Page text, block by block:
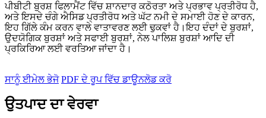
ਪੀਬੀਟੀ ਬੁਰਸ਼ ਫਿਲਾਮੈਂਟ ਵਿੱਚ ਸ਼ਾਨਦਾਰ ਕਠੋਰਤਾ ਅਤੇ ਪ੍ਰਭਾਵ ਪ੍ਰਤੀਰੋਧ ਹੈ,
ਅਤੇ ਇਸਦੇ ਚੰਗੇ ਐਸਿਡ ਪ੍ਰਤੀਰੋਧ ਅਤੇ ਘੱਟ ਨਮੀ ਦੇ ਸਮਾਈ ਹੋਣ ਦੇ ਕਾਰਨ,
ਇਹ ਗਿੱਲੇ ਕੰਮ ਕਰਨ ਵਾਲੇ ਵਾਤਾਵਰਣ ਲਈ ਢੁਕਵਾਂ ਹੈ।ਇਹ ਦੰਦਾਂ ਦੇ ਬੁਰਸ਼ਾਂ,
ਉਦਯੋਗਿਕ ਬੁਰਸ਼ਾਂ ਅਤੇ ਸਫਾਈ ਬੁਰਸ਼ਾਂ, ਨੇਲ ਪਾਲਿਸ਼ ਬੁਰਸ਼ਾਂ ਆਦਿ ਦੀ
ਪ੍ਰਕਿਰਿਆ ਲਈ ਵਰਤਿਆ ਜਾਂਦਾ ਹੈ।
ਸਾਨੂੰ ਈਮੇਲ ਭੇਜੋ PDF ਦੇ ਰੂਪ ਵਿੱਚ ਡਾਊਨਲੋਡ ਕਰੋ
ਉਤਪਾਦ ਦਾ ਵੇਰਵਾ